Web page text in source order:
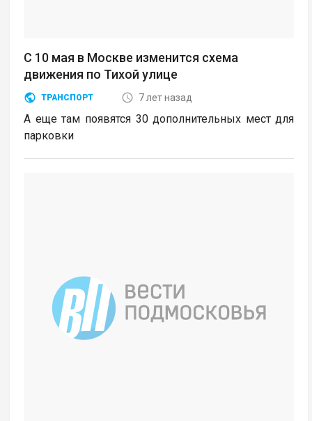
С 10 мая в Москве изменится схема
движения по Тихой улице
ТРАНСПОРТ 7 лет назад
А еще там появятся 30 дополнительных мест для
парковки